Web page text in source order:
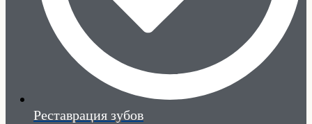
Реставрация зубов